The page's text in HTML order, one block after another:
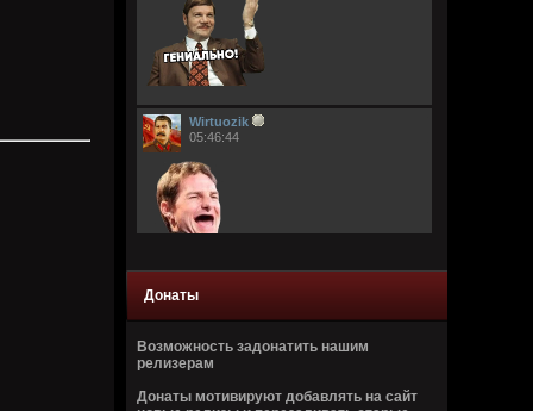
Wirtuozik
05:46:44
Виртуоз - Говно, залупа, пенис, хер,
Головка, шлюха, жопа, член, еблан,
Донаты
Возможность задонатить нашим
релизерам
Донаты мотивируют добавлять на сайт